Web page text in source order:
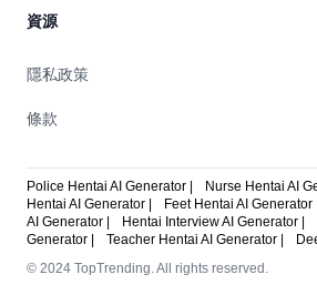
資源
隱私政策
條款
Police Hentai AI Generator | Nurse Hentai AI
Hentai AI Generator |
Feet Hentai AI Generator |
AI Generator |
Hentai Interview AI Generator |
Generator |
Teacher Hentai AI Generator |
© 2024 TopTrending. All rights reserved.